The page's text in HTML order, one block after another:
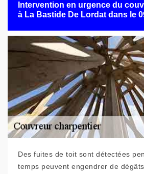
Intervention en urgence du
à La Bastide De Lordat dans le
Des fuites de toit sont détectées
temps peuvent engendrer de